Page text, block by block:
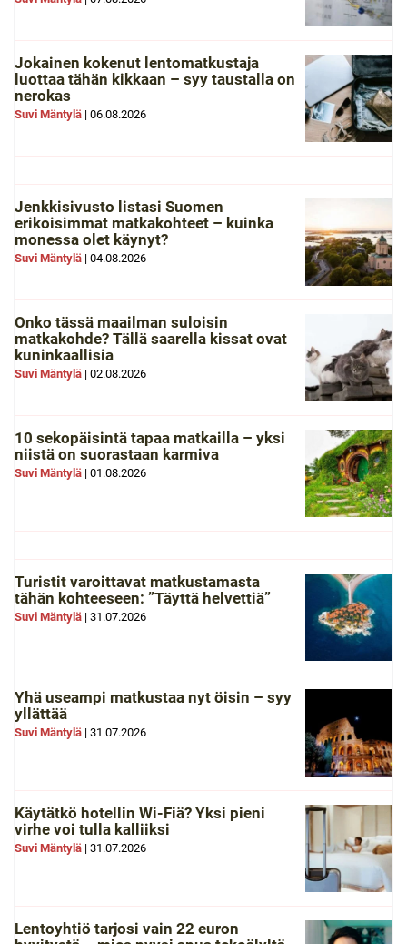
Jokainen kokenut lentomatkustaja
luottaa tähän kikkaan – syy taustalla on
nerokas
Suvi Mäntylä | 06.08.2026
Jenkkisivusto listasi Suomen
erikoisimmat matkakohteet – kuinka
monessa olet käynyt?
Suvi Mäntylä | 04.08.2026
Onko tässä maailman suloisin
matkakohde? Tällä saarella kissat ovat
kuninkaallisia
Suvi Mäntylä | 02.08.2026
10 sekopäisintä tapaa matkailla – yksi
niistä on suorastaan karmiva
Suvi Mäntylä | 01.08.2026
Turistit varoittavat matkustamasta
tähän kohteeseen: ”Täyttä helvettiä”
Suvi Mäntylä | 31.07.2026
Yhä useampi matkustaa nyt öisin – syy
yllättää
Suvi Mäntylä | 31.07.2026
Käytätkö hotellin Wi-Fiä? Yksi pieni
virhe voi tulla kalliiksi
Suvi Mäntylä | 31.07.2026
Lentoyhtiö tarjosi vain 22 euron